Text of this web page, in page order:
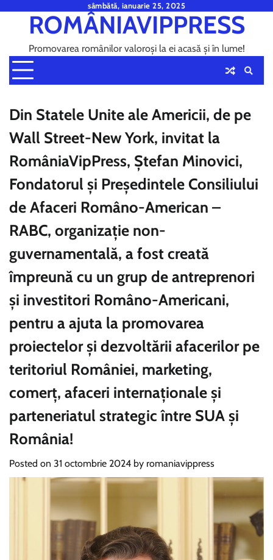
content
sâmbătă, ianuarie 25, 2025
ROMÂNIAVIPPRESS
Promovarea românilor valoroși la ei acasă și în lume!
Din Statele Unite ale Americii, de pe
Wall Street-New York, invitat la
RomâniaVipPress, Ștefan Minovici,
Fondatorul și Președintele Consiliului
de Afaceri Româno-American –
RABC, organizație non-
guvernamentală, a fost creată
împreună cu un grup de antreprenori
și investitori Româno-Americani,
pentru a ajuta la promovarea
proiectelor și dezvoltării afacerilor pe
teritoriul României, marketing,
comerț, afaceri internaționale și
parteneriatul strategic între SUA și
România!
Posted on 31 octombrie 2024 by romaniavippress